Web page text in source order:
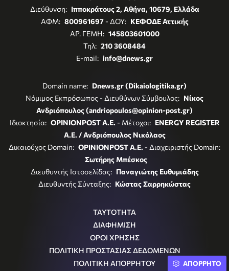
Διεύθυνση: Ιπποκράτους 2, Αθήνα, 10679, Ελλάδα
ΑΦΜ: 800961697- ΔΟΥ: ΚΕΦΟΔΕ Αττικής
ΑΡ. ΓΕΜΗ: 145803601000
Τηλ: 210 3608484
E-mail: info@dnews.gr
Domain name: Dnews.gr (Dikaiologitika.gr)
Νόμιμος Εκπρόσωπος - Διευθύνων Σύμβουλος: Νίκος
Ανδριόπουλος (andriopoulos@opinion-post.gr)
Ιδιοκτησία: OPINIONPOST A.E. - Μέτοχοι: ENERGY REGISTER
Α.Ε. / Ανδριόπουλος Νικόλαος
Δικαιούχος Domain: OPINIONPOST A.E. - Διαχειριστής Domain:
Σωτήρης Μπέσκος
Διευθυντής Ιστοσελίδας: Παναγιώτης Ευθυμιάδης
Διευθυντής Σύνταξης: Κώστας Σαρρηκώστας
ΤΑΥΤΟΤΗΤΑ
ΔΙΑΦΗΜΙΣΗ
ΟΡΟΙ ΧΡΗΣΗΣ
ΠΟΛΙΤΙΚΗ ΠΡΟΣΤΑΣΙΑΣ ΔΕΔΟΜΕΝΩΝ
ΠΟΛΙΤΙΚΗ ΑΠΟΡΡΗΤΟΥ
ΑΠΟΡΡΗΤΟ